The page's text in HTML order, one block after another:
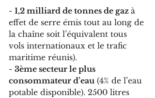
- 1,2 milliard de tonnes de gaz à
effet de serre émis tout au long de
la chaîne soit l’équivalent tous
vols internationaux et le trafic
maritime réunis).
- 3ème secteur le plus
consommateur d’eau (4% de l’eau
potable disponible). 2500 litres